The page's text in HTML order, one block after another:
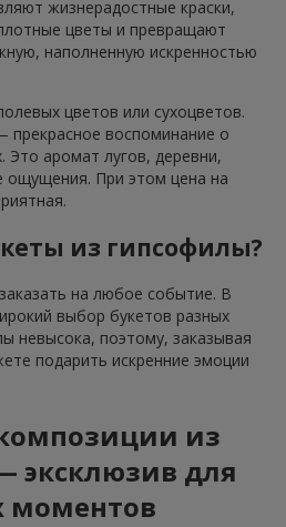
жизнерадостные краски,
цветы и превращают
наполненную искренностью
цветов или сухоцветов.
прекрасное воспоминание о
Это аромат лугов, деревни,
ощущения. При этом цена на
из гипсофилы?
на любое событие. В
выбор букетов разных
невысока, поэтому, заказывая
подарить искренние эмоции
из
эксклюзив для
моментов